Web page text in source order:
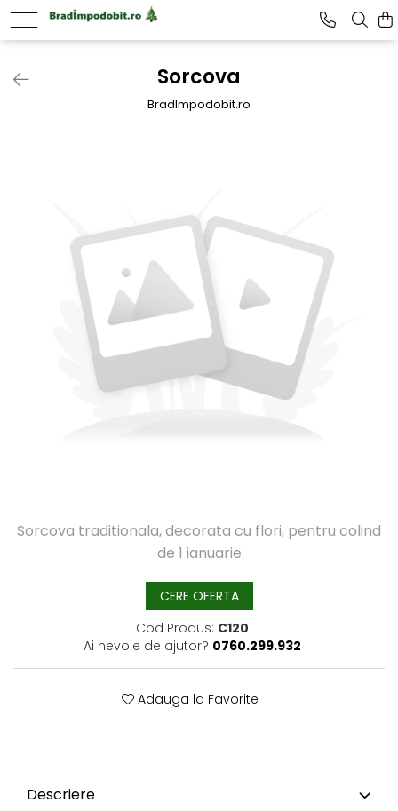
Sorcova
BradImpodobit.ro
Sorcova traditionala, decorata cu flori, pentru colind
de 1 ianuarie
CERE OFERTA
Cod Produs: C120
Ai nevoie de ajutor? 0760.299.932
Adauga la Favorite
Descriere